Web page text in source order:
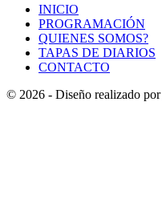
INICIO
PROGRAMACIÓN
QUIENES SOMOS?
TAPAS DE DIARIOS
CONTACTO
© 2026 - Diseño realizado por